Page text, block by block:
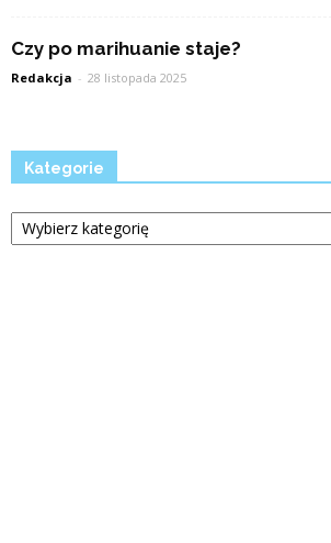
Czy po marihuanie staje?
Redakcja - 28 listopada 2025
Kategorie
Kategorie